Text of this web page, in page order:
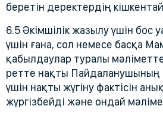
беретін деректердің
6.5 Әкімшілік жазылу үшін бос
үшін ғана, сол немесе басқа
қабылдаулар туралы
ретте нақты Пайдаланушының
үшін нақты жүгіну фактісін
жүргізбейді және ондай